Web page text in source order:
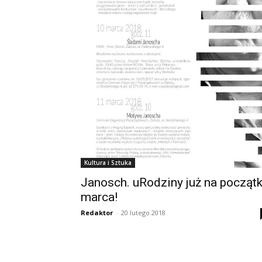
Kultura i Sztuka
Janosch. uRodziny już na
marca!
Redaktor - 20 lutego 2018